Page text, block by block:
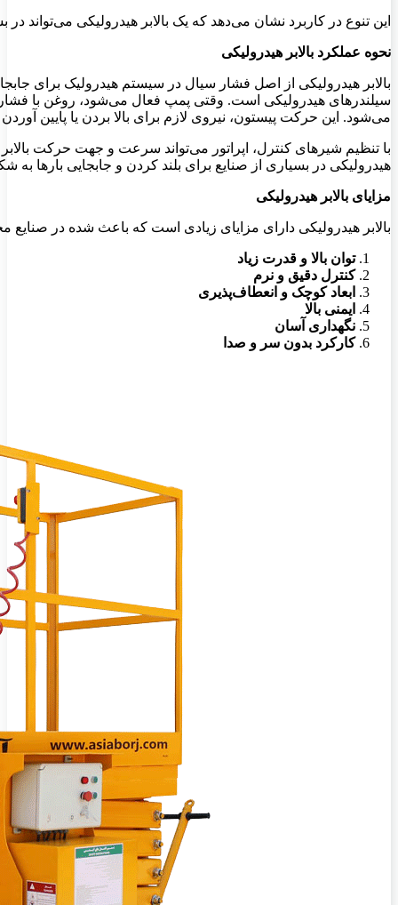
این تنوع در کاربرد نشان می‌دهد که یک بالابر هیدرولیکی می‌تواند
نحوه عملکرد بالابر هیدرولیکی
بالابر هیدرولیکی از اصل فشار سیال در سیستم هیدرولیک برای
سیلندرهای هیدرولیکی است. وقتی پمپ فعال می‌شود، روغن با
می‌شود. این حرکت پیستون، نیروی لازم برای بالا بردن یا پایین آوردن
با تنظیم شیرهای کنترل، اپراتور می‌تواند سرعت و جهت حرکت
هیدرولیکی در بسیاری از صنایع برای بلند کردن و جابجایی بارها به
مزایای بالابر هیدرولیکی
بالابر هیدرولیکی دارای مزایای زیادی است که باعث شده در صنایع
توان بالا و قدرت زیاد
کنترل دقیق و نرم
ابعاد کوچک و انعطاف‌پذیری
ایمنی بالا
نگهداری آسان
کارکرد بدون سر و صدا